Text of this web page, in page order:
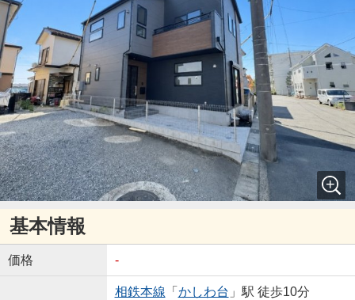
基本情報
価格 -
相鉄本線 「 かしわ台 」駅 徒歩10分